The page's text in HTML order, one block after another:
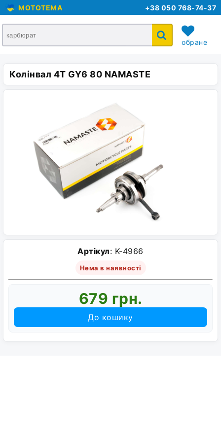
MOTOTEMA +38 050 768-74-37
обране
Колінвал 4T GY6 80 NAMASTE
Артікул: K-4966
Нема в наявності
679 грн.
До кошику